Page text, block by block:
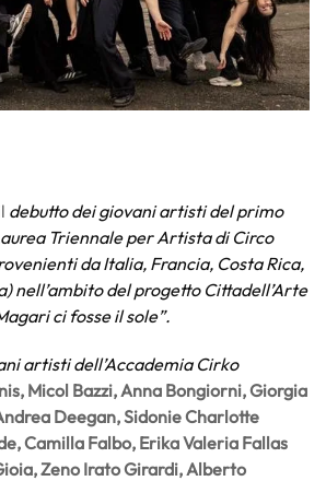
debutto dei giovani artisti del primo
Triennale per Artista di Circo
da Italia, Francia, Costa Rica,
nell’ambito del progetto Cittadell’Arte
ci fosse il sole”.
artisti dell’Accademia Cirko
Micol Bazzi, Anna Bongiorni, Giorgia
Deegan, Sidonie Charlotte
Camilla Falbo, Erika Valeria Fallas
Zeno Irato Girardi, Alberto